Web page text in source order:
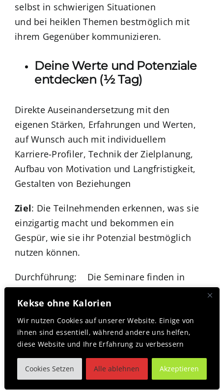
Kekse ohne Kalorien
Wir nutzen Cookies auf unserer Website. Einige von
ihnen sind essentiell, während andere uns helfen,
diese Website und Ihre Erfahrung zu verbessern
Cookies Setzen Alle ablehnen Akzeptieren
selbst in schwierigen Situationen
und bei heiklen Themen bestmöglich mit
ihrem Gegenüber kommunizieren.
Deine Werte und Potenziale
entdecken (½ Tag)
Direkte Auseinandersetzung mit den
eigenen Stärken, Erfahrungen und Werten,
auf Wunsch auch mit individuellem
Karriere-Profiler, Technik der Zielplanung,
Aufbau von Motivation und Langfristigkeit,
Gestalten von Beziehungen
Ziel: Die Teilnehmenden erkennen, was sie
einzigartig macht und bekommen ein
Gespür, wie sie ihr Potenzial bestmöglich
nutzen können.
Durchführung: Die Seminare finden in
externen Räumlichkeiten statt.
Aufbau: Interaktive
Seminargestaltung mit umfassendem
Begleitmaterial & Handout.
Die Teilnehmer*innen erhalten Zeit für